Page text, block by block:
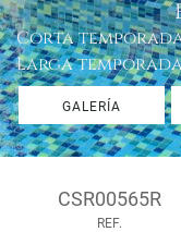
Corta
Larga
GALERÍA
CSR00565R
REF.